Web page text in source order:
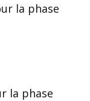
la phase
la phase